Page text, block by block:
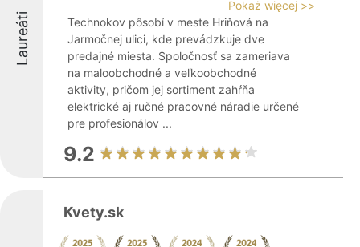
Laureáti
Pokaż więcej >>
Technokov pôsobí v meste Hriňová na
Jarmočnej ulici, kde prevádzkuje dve
predajné miesta. Spoločnosť sa zameriava
na maloobchodné a veľkoobchodné
aktivity, pričom jej sortiment zahŕňa
elektrické aj ručné pracovné náradie určené
pre profesionálov ...
9.2
Kvety.sk